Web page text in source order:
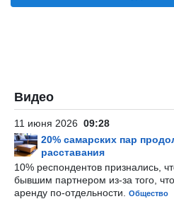
Видео
11 июня 2026 09:28
20% самарских пар
расставания
10% респондентов признались,
бывшим партнером из-за того,
аренду по-отдельности.
Общество